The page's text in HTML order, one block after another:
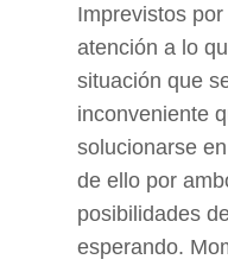
Imprevistos
atención a lo
situación que
inconveniente
solucionarse
de ello por
posibilidades
esperando.